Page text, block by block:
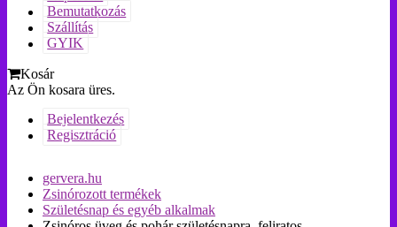
Bemutatkozás
Szállítás
GYIK
Kosár
Az Ön kosara üres.
Bejelentkezés
Regisztráció
gervera.hu
Zsinórozott termékek
Születésnap és egyéb alkalmak